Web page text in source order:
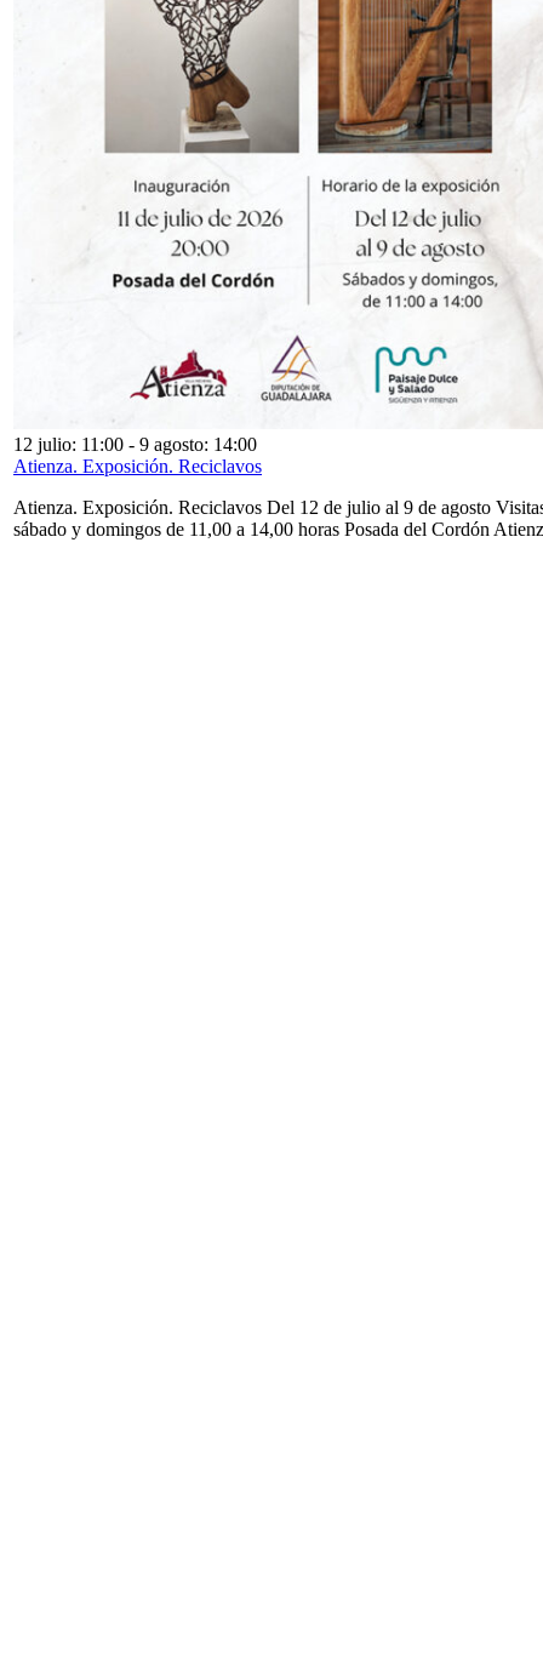
12 julio: 11:00 - 9 agosto: 14:00
Atienza. Exposición. Reciclavos
Atienza. Exposición. Reciclavos Del 12 de julio al 9 de agosto
sábado y domingos de 11,00 a 14,00 horas Posada del Cordón